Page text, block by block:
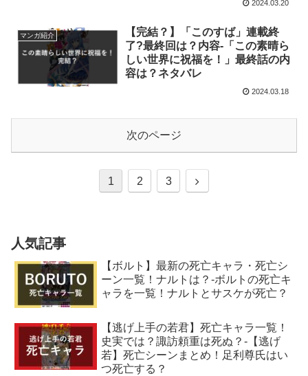
2024.03.20
マンガ紹介
【完結？】「このすば」連載終
了?最終回は？内容-「この素晴ら
しい世界に祝福を！」最終話の内
容は？ネタバレ
2024.03.18
次のページ
1 2 3
人気記事
【ボルト】最新の死亡キャラ・死亡シ
ーン一覧！ナルトは？-ボルトの死亡キ
ャラを一覧！ナルトとサスケが死亡？
【逃げ上手の若君】死亡キャラ一覧！
史実では？諏訪頼重は死ぬ？-【逃げ
若】死亡シーンまとめ！足利尊氏はい
つ死亡する？